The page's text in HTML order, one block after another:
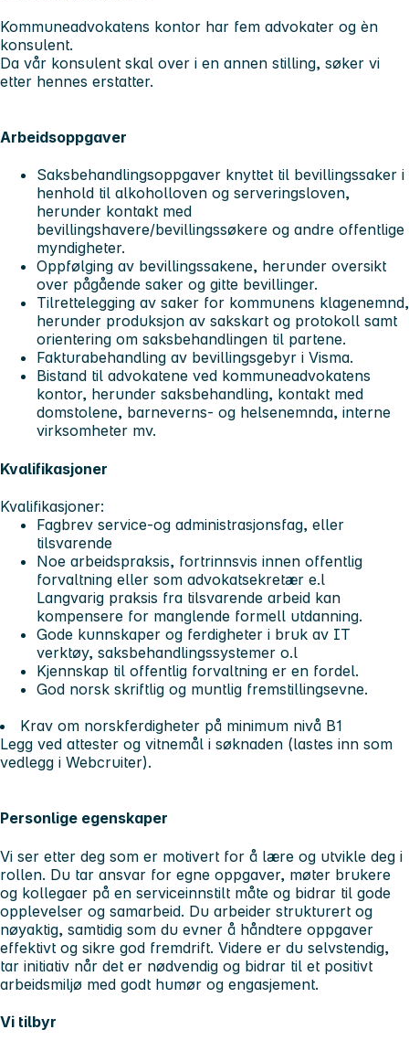
Kommuneadvokatens kontor har fem advokater og èn
konsulent.
Da vår konsulent skal over i en annen stilling, søker vi
etter hennes erstatter.
Arbeidsoppgaver
Saksbehandlingsoppgaver knyttet til bevillingssaker i
henhold til alkoholloven og serveringsloven,
herunder kontakt med
bevillingshavere/bevillingssøkere og andre offentlige
myndigheter.
Oppfølging av bevillingssakene, herunder oversikt
over pågående saker og gitte bevillinger.
Tilrettelegging av saker for kommunens klagenemnd,
herunder produksjon av sakskart og protokoll samt
orientering om saksbehandlingen til partene.
Fakturabehandling av bevillingsgebyr i Visma.
Bistand til advokatene ved kommuneadvokatens
kontor, herunder saksbehandling, kontakt med
domstolene, barneverns- og helsenemnda, interne
virksomheter mv.
Kvalifikasjoner
Kvalifikasjoner:
Fagbrev service-og administrasjonsfag, eller
tilsvarende
Noe arbeidspraksis, fortrinnsvis innen offentlig
forvaltning eller som advokatsekretær e.l
Langvarig praksis fra tilsvarende arbeid kan
kompensere for manglende formell utdanning.
Gode kunnskaper og ferdigheter i bruk av IT
verktøy, saksbehandlingssystemer o.l
Kjennskap til offentlig forvaltning er en fordel.
God norsk skriftlig og muntlig fremstillingsevne.
Krav om norskferdigheter på minimum nivå B1
Legg ved attester og vitnemål i søknaden (lastes inn som
vedlegg i Webcruiter).
Personlige egenskaper
Vi ser etter deg som er motivert for å lære og utvikle deg i
rollen. Du tar ansvar for egne oppgaver, møter brukere
og kollegaer på en serviceinnstilt måte og bidrar til gode
opplevelser og samarbeid. Du arbeider strukturert og
nøyaktig, samtidig som du evner å håndtere oppgaver
effektivt og sikre god fremdrift. Videre er du selvstendig,
tar initiativ når det er nødvendig og bidrar til et positivt
arbeidsmiljø med godt humør og engasjement.
Vi tilbyr